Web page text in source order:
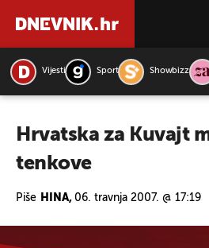
Vijesti Sport Showbizz
Hrvatska za Kuvajt
tenkove
Piše HINA, 06. travnja 2007. @ 17:19
PRETRAŽITE VIJESTI